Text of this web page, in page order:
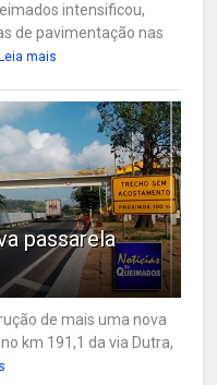
intensificou,
de pavimentação nas
Leia mais
passarela
de mais uma nova
km 191,1 da via Dutra,